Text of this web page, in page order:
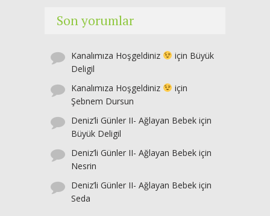
Son yorumlar
Kanalımıza Hoşgeldiniz için Büyük
Deligil
Kanalımıza Hoşgeldiniz
için
Şebnem Dursun
Deniz’li Günler II- Ağlayan Bebek için
Büyük Deligil
Deniz’li Günler II- Ağlayan Bebek için
Nesrin
Deniz’li Günler II- Ağlayan Bebek için
Seda